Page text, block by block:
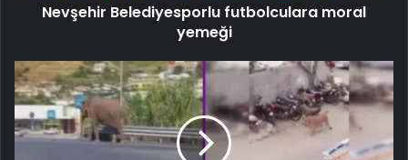
Nevşehir Belediyesporlu futbolculara moral
yemeği